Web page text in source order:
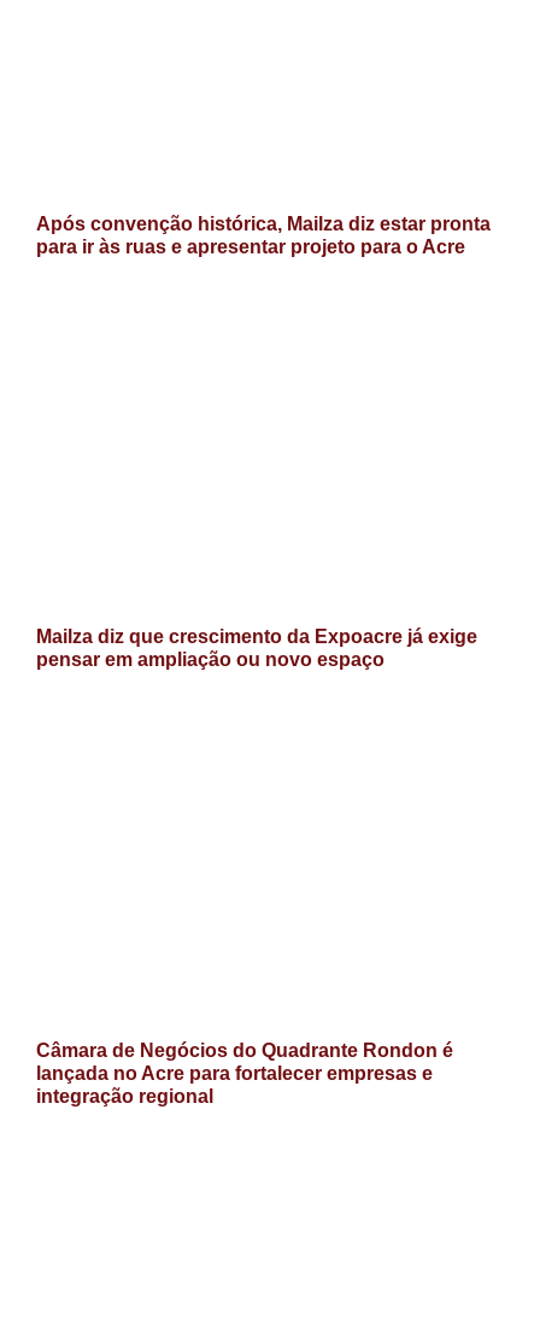
Após convenção histórica, Mailza diz estar pronta
para ir às ruas e apresentar projeto para o Acre
Mailza diz que crescimento da Expoacre já exige
pensar em ampliação ou novo espaço
Câmara de Negócios do Quadrante Rondon é
lançada no Acre para fortalecer empresas e
integração regional